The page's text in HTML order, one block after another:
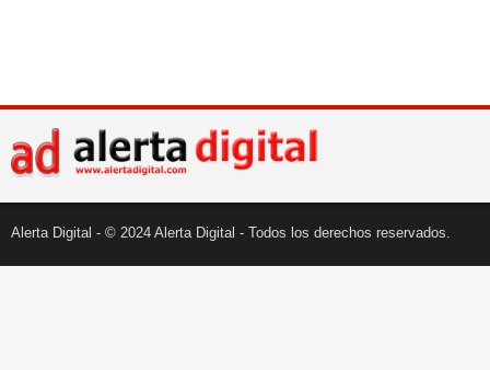
Alerta Digital - © 2024 Alerta Digital - Todos los derechos reservados.